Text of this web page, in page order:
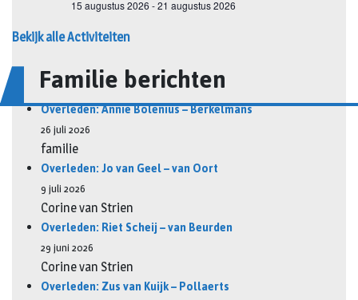
Bekijk alle Activiteiten
Familie berichten
Overleden: Annie Bolenius – Berkelmans
26 juli 2026
familie
Overleden: Jo van Geel – van Oort
9 juli 2026
Corine van Strien
Overleden: Riet Scheij – van Beurden
29 juni 2026
Corine van Strien
Overleden: Zus van Kuijk – Pollaerts